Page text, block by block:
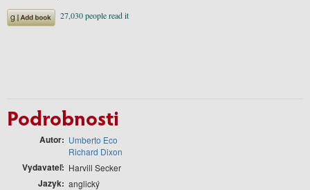
Podrobnosti
Autor
Umberto Eco
Richard Dixon
Vydavateľ Harvill Secker
Jazyk anglický